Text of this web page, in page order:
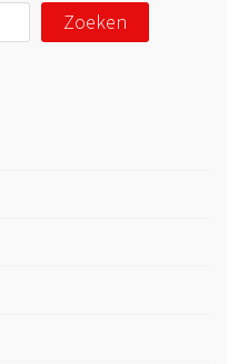
Zoeken